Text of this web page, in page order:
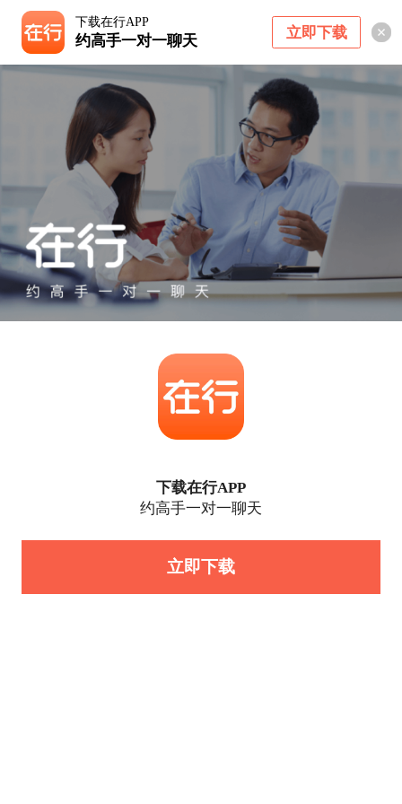
下载在行APP
约高手一对一聊天 立即下载
下载在行APP
约高手一对一聊天
立即下载